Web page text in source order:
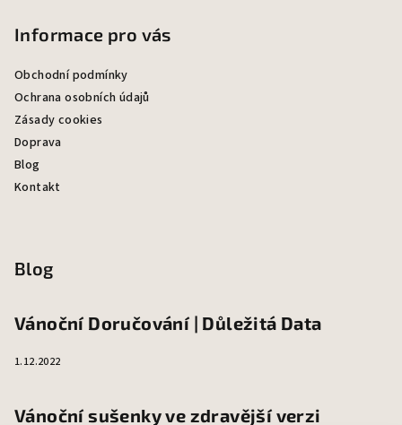
Informace pro vás
Obchodní podmínky
Ochrana osobních údajů
Zásady cookies
Doprava
Blog
Kontakt
Blog
Vánoční Doručování | Důležitá Data
1.12.2022
Vánoční sušenky ve zdravější verzi